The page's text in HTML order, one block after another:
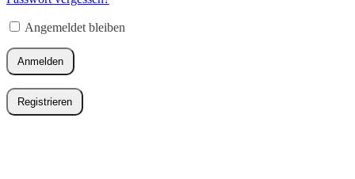
Angemeldet bleiben
Anmelden
Registrieren